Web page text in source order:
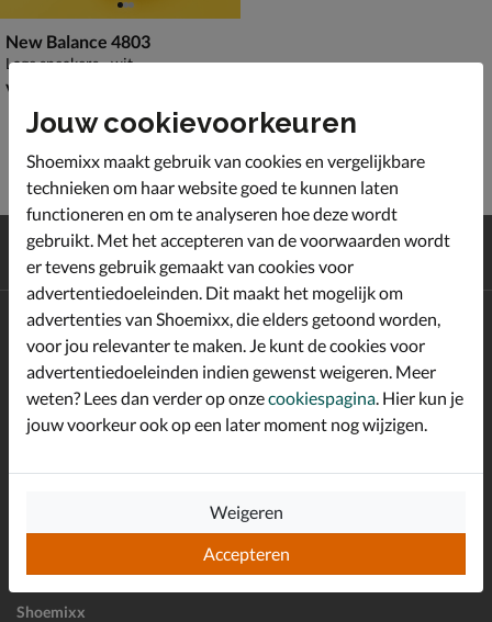
New Balance 4803
Lage sneakers - wit
vanaf € 64,99
v.a.
Gratisverzending en retour*
Achterafbetalen
Shoemixx
Altijd op de hoogte zijn?
Schrijf je in voor de Shoemixx nieuwsbrief en ontvang €10,-
welkomstkorting!
Inschrijven
Jouw cookievoorkeuren
Shoemixx maakt gebruik van cookies en vergelijkbare
technieken om haar website goed te kunnen laten
functioneren en om te analyseren hoe deze wordt
gebruikt. Met het accepteren van de voorwaarden wordt
er tevens gebruik gemaakt van cookies voor
advertentiedoeleinden. Dit maakt het mogelijk om
advertenties van Shoemixx, die elders getoond worden,
voor jou relevanter te maken. Je kunt de cookies voor
advertentiedoeleinden indien gewenst weigeren. Meer
weten? Lees dan verder op onzecookiespagina. Hier kun je
jouw voorkeur ook op een later moment nog wijzigen.
Accepteren
Weigeren